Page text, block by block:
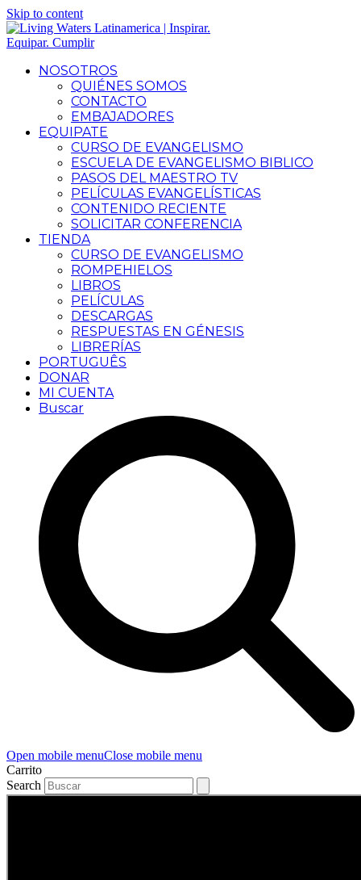
Skip to content
NOSOTROS
QUIÉNES SOMOS
CONTACTO
EMBAJADORES
EQUIPATE
CURSO DE EVANGELISMO
ESCUELA DE EVANGELISMO BIBLICO
PASOS DEL MAESTRO TV
PELÍCULAS EVANGELÍSTICAS
CONTENIDO RECIENTE
SOLICITAR CONFERENCIA
TIENDA
CURSO DE EVANGELISMO
ROMPEHIELOS
LIBROS
PELÍCULAS
DESCARGAS
RESPUESTAS EN GÉNESIS
LIBRERÍAS
PORTUGUÊS
DONAR
MI CUENTA
Buscar
Open mobile menuClose mobile menu
Carrito
Search